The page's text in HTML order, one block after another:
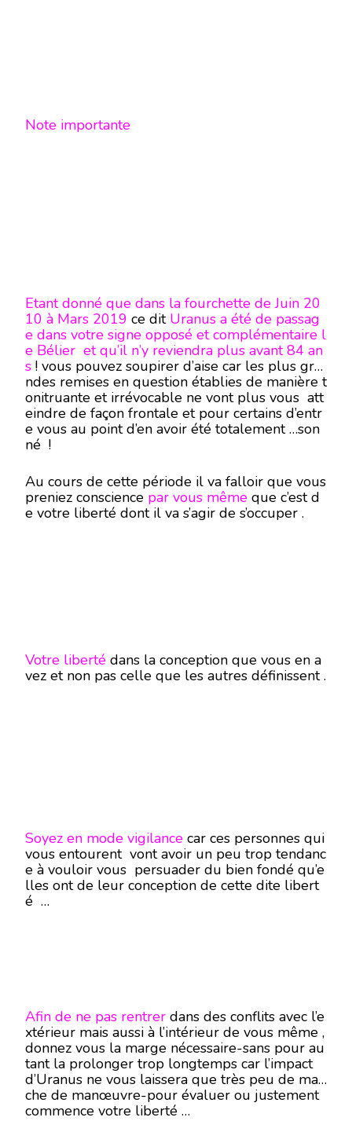
Note importante
Etant donné que dans la fourchette de Juin 20
10 à Mars 2019 ce ditUranus a été de passag
e dans votre signe opposé et complémentaire l
e Bélier et qu’il n’y reviendra plus avant 84 an
s ! vous pouvez soupirer d’aise car les plus gra
ndes remises en question établies de manière t
onitruante et irrévocable ne vont plus vous att
eindre de façon frontale et pour certains d’entr
e vous au point d’en avoir été totalement …son
né !
Au cours de cette période il va falloir que vous
preniez conscience par vous même que c’est d
e votre liberté dont il va s’agir de s’occuper .
Votre liberté dans la conception que vous en a
vez et non pas celle que les autres définissent .
Soyez en mode vigilance car ces personnes qui
vous entourent vont avoir un peu trop tendanc
e à vouloir vous persuader du bien fondé qu’e
lles ont de leur conception de cette dite libert
é …
Afin de ne pas rentrer dans des conflits avec l’e
xtérieur mais aussi à l’intérieur de vous même ,
donnez vous la marge nécessaire-sans pour au
tant la prolonger trop longtemps car l’impact
d’Uranus ne vous laissera que très peu de mar
che de manœuvre-pour évaluer ou justement
commence votre liberté …